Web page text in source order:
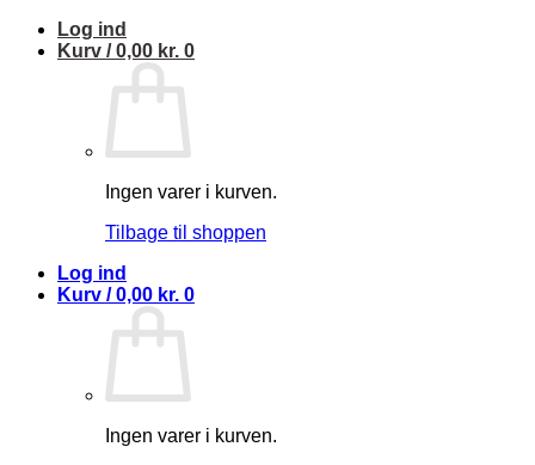
FortsætLog ind
Kurv /0,00 kr. 0
Ingen varer i kurven.
Tilbage til shoppen
Log ind
Kurv /0,00 kr. 0
Ingen varer i kurven.